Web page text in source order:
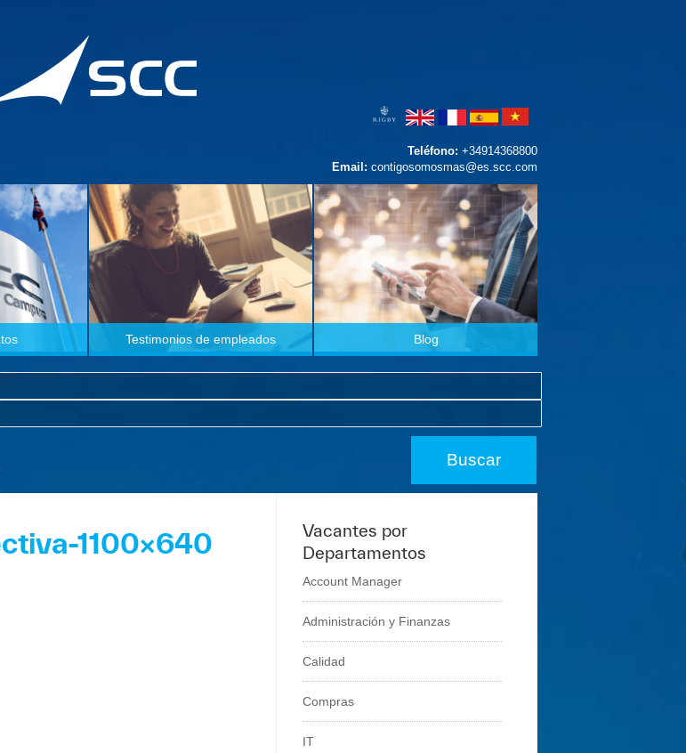
Teléfono: +34914368800
Email: contigosomosmas@es.scc.com
Testimonios de empleados Blog
1100×640
Vacantes por
Departamentos
Account Manager
Administración y Finanzas
Calidad
Compras
IT